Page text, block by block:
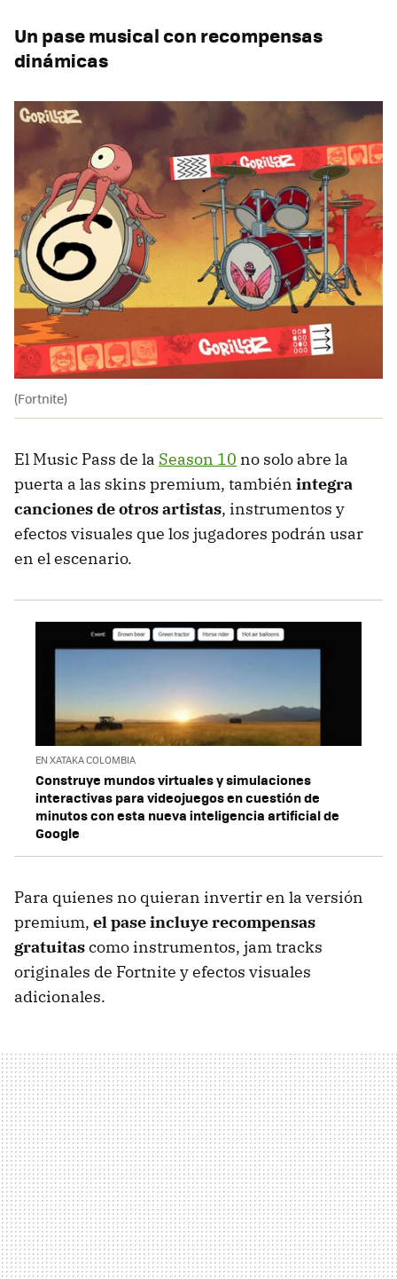
Un pase musical con recompensas
dinámicas
(Fortnite)
El Music Pass de la Season 10 no solo abre la
puerta a las skins premium, también integra
canciones de otros artistas, instrumentos y
efectos visuales que los jugadores podrán usar
en el escenario.
EN XATAKA COLOMBIA
Construye mundos virtuales y simulaciones
interactivas para videojuegos en cuestión de
minutos con esta nueva inteligencia artificial de
Google
Para quienes no quieran invertir en la versión
premium, el pase incluye recompensas
gratuitascomo instrumentos, jam tracks
originales de Fortnite y efectos visuales
adicionales.